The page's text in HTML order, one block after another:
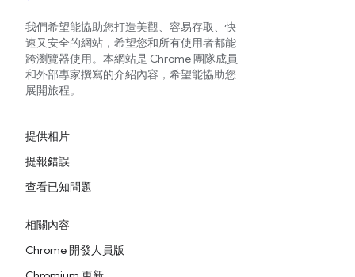
我們希望能協助您打造美觀、容易存取、快
速又安全的網站，希望您和所有使用者都能
跨瀏覽器使用。本網站是 Chrome 團隊成員
和外部專家撰寫的介紹內容，希望能協助您
展開旅程。
提供相片
提報錯誤
查看已知問題
相關內容
Chrome 開發人員版